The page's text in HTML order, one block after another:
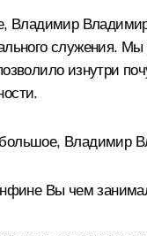
Владимир
служения.
изнутри
Владимир
Вы чем